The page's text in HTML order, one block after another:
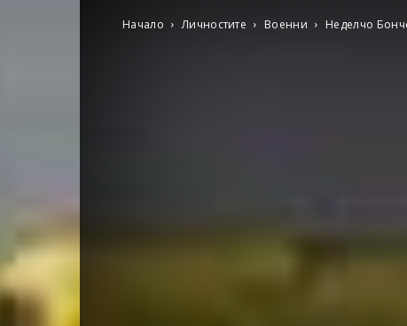
Начало Личностите Военни Неделчо